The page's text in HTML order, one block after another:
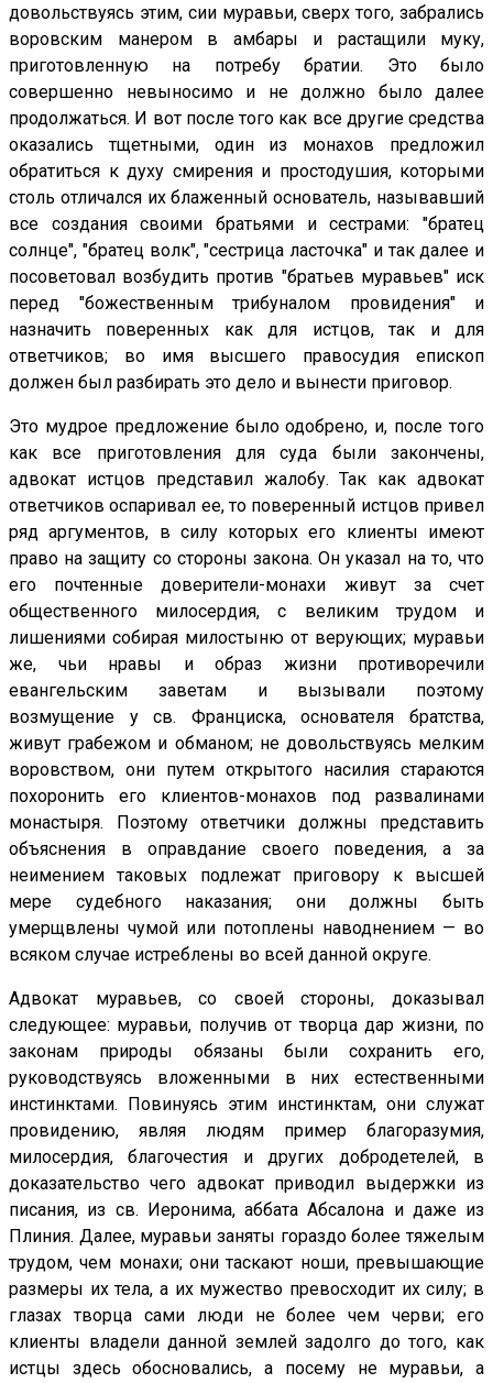
довольствуясь этим, сии муравьи, сверх того, забрались
воровским манером в амбары и растащили муку,
приготовленную на потребу братии. Это было
совершенно невыносимо и не должно было далее
продолжаться. И вот после того как все другие средства
оказались тщетными, один из монахов предложил
обратиться к духу смирения и простодушия, которыми
столь отличался их блаженный основатель, называвший
все создания своими братьями и сестрами: "братец
солнце", "братец волк", "сестрица ласточка" и так далее и
посоветовал возбудить против "братьев муравьев" иск
перед "божественным трибуналом провидения" и
назначить поверенных как для истцов, так и для
ответчиков; во имя высшего правосудия епископ
должен был разбирать это дело и вынести приговор.
Это мудрое предложение было одобрено, и, после того
как все приготовления для суда были закончены,
адвокат истцов представил жалобу. Так как адвокат
ответчиков оспаривал ее, то поверенный истцов привел
ряд аргументов, в силу которых его клиенты имеют
право на защиту со стороны закона. Он указал на то, что
его почтенные доверители-монахи живут за счет
общественного милосердия, с великим трудом и
лишениями собирая милостыню от верующих; муравьи
же, чьи нравы и образ жизни противоречили
евангельским заветам и вызывали поэтому
возмущение у св. Франциска, основателя братства,
живут грабежом и обманом; не довольствуясь мелким
воровством, они путем открытого насилия стараются
похоронить его клиентов-монахов под развалинами
монастыря. Поэтому ответчики должны представить
объяснения в оправдание своего поведения, а за
неимением таковых подлежат приговору к высшей
мере судебного наказания; они должны быть
умерщвлены чумой или потоплены наводнением — во
всяком случае истреблены во всей данной округе.
Адвокат муравьев, со своей стороны, доказывал
следующее: муравьи, получив от творца дар жизни, по
законам природы обязаны были сохранить его,
руководствуясь вложенными в них естественными
инстинктами. Повинуясь этим инстинктам, они служат
провидению, являя людям пример благоразумия,
милосердия, благочестия и других добродетелей, в
доказательство чего адвокат приводил выдержки из
писания, из св. Иеронима, аббата Абсалона и даже из
Плиния. Далее, муравьи заняты гораздо более тяжелым
трудом, чем монахи; они таскают ноши, превышающие
размеры их тела, а их мужество превосходит их силу; в
глазах творца сами люди не более чем черви; его
клиенты владели данной землей задолго до того, как
истцы здесь обосновались, а посему не муравьи, а